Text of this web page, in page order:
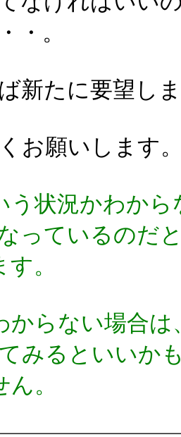
・。
新たに要望し
お願いします
う状況かわか
っているのだ
。
からない場合
みるといいか
。